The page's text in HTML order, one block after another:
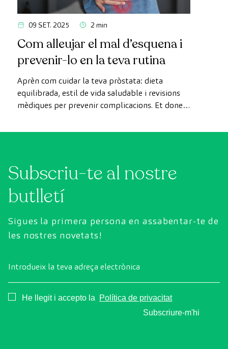
09 SET. 2025 2 min
Com alleujar el mal d’esquena i
prevenir-lo en la teva rutina
Aprèn com cuidar la teva pròstata: dieta
equilibrada, estil de vida saludable i revisions
mèdiques per prevenir complicacions. Et donem
Subscriu-te al nostre
butlletí
Sigues la primera persona en assabentar-te de
les nostres novetats!
Introdueix la teva adreça electrònica
Consentimiento
He llegit i accepto la
Política de privacitat
Subscriure-m'hi